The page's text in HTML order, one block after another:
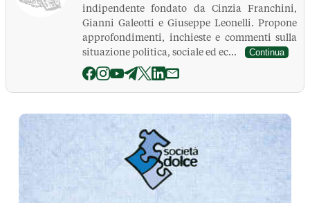
indipendente fondato da Cinzia Franchini,
Gianni Galeotti e Giuseppe Leonelli. Propone
approfondimenti, inchieste e commenti sulla
situazione politica, sociale ed ec...
Continua
La Pressa